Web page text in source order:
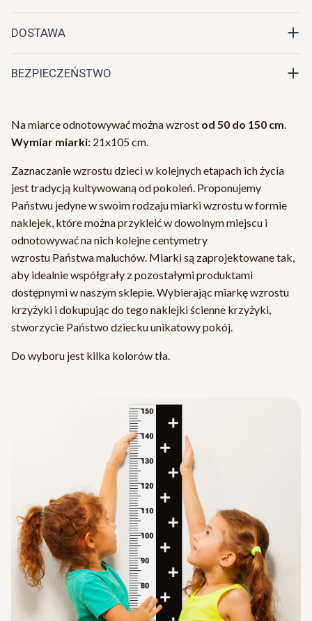
DOSTAWA
BEZPIECZEŃSTWO
Na miarce odnotowywać można wzrost od 50 do 150 cm.
Wymiar miarki: 21x105 cm.
Zaznaczanie wzrostu dzieci w kolejnych etapach ich życia
jest tradycją kultywowaną od pokoleń. Proponujemy
Państwu jedyne w swoim rodzaju miarki wzrostu w formie
naklejek, które można przykleić w dowolnym miejscu i
odnotowywać na nich kolejne centymetry
wzrostu Państwa maluchów. Miarki są zaprojektowane tak,
aby idealnie współgrały z pozostałymi produktami
dostępnymi w naszym sklepie. Wybierając miarkę wzrostu
krzyżyki i dokupując do tego naklejki ścienne krzyżyki,
stworzycie Państwo dziecku unikatowy pokój.
Do wyboru jest kilka kolorów tła.